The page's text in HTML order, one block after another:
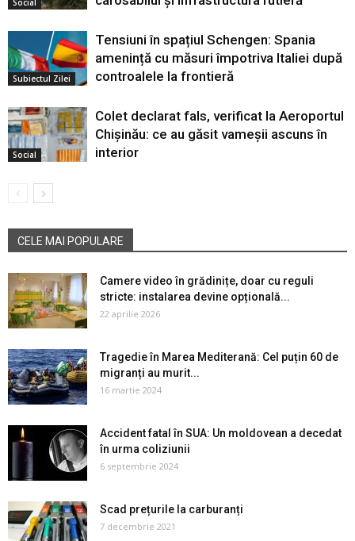
Social
Subiectul Zilei
Tensiuni în spațiul Schengen: Spania
amenință cu măsuri împotriva Italiei după
controalele la frontieră
Social
Colet declarat fals, verificat la Aeroportul
Chișinău: ce au găsit vameșii ascuns în
interior
CELE MAI POPULARE
Camere video în grădinițe, doar cu reguli
stricte: instalarea devine opțională...
22 aprilie 2026
Tragedie în Marea Mediterană: Cel puțin 60 de
migranți au murit...
16 martie 2024
Accident fatal în SUA: Un moldovean a decedat
în urma coliziunii
6 septembrie 2024
Scad prețurile la carburanți
7 decembrie 2021